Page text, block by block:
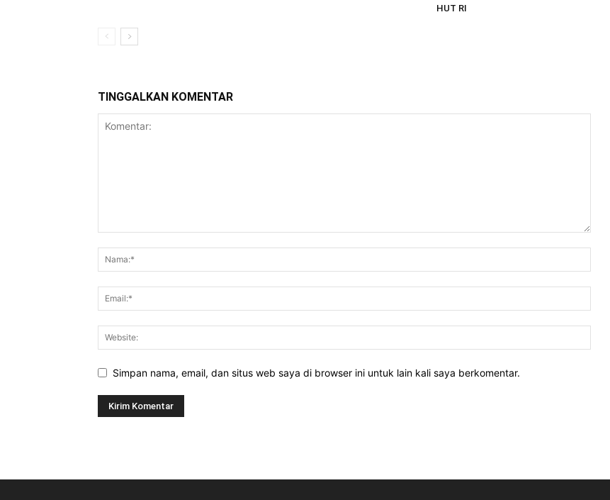
HUT RI
TINGGALKAN KOMENTAR
Simpan nama, email, dan situs web saya di browser ini untuk lain kali saya berkomentar.